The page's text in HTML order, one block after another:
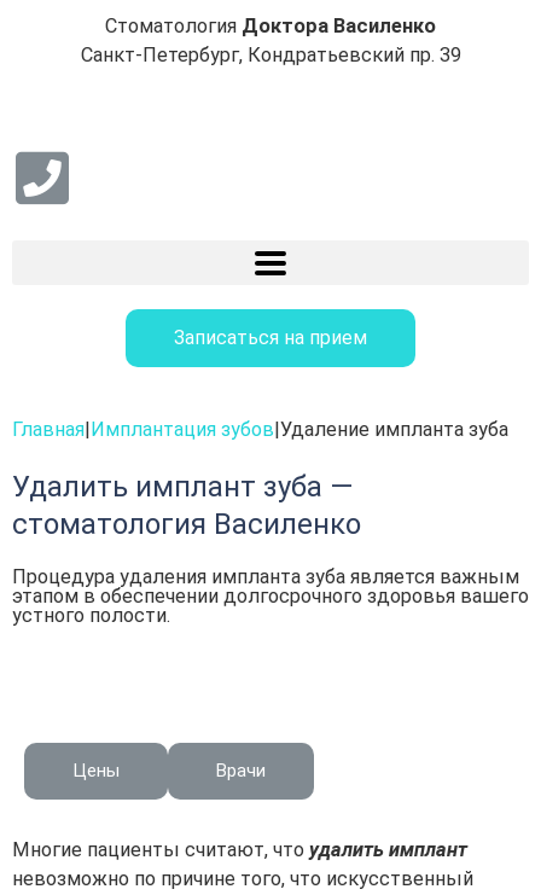
Стоматология Доктора Василенко
Санкт-Петербург, Кондратьевский пр. 39
Записаться на прием
Главная|Имплантация зубов|Удаление импланта зуба
Удалить имплант зуба —
стоматология Василенко
Процедура удаления импланта зуба является важным
этапом в обеспечении долгосрочного здоровья вашего
устного полости.
Цены Врачи
Многие пациенты считают, что удалить имплант
невозможно по причине того, что искусственный